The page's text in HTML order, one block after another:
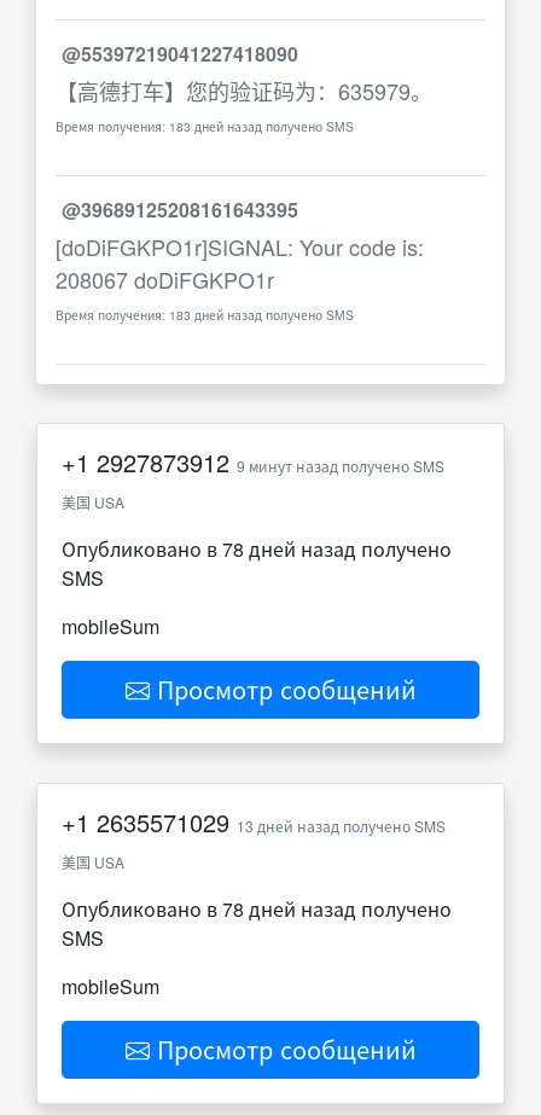
@55397219041227418090
【高德打车】您的验证码为：635979。
Время получения: 183 дней назад получено SMS
@39689125208161643395
[doDiFGKPO1r]SIGNAL: Your code is:
208067 doDiFGKPO1r
Время получения: 183 дней назад получено SMS
+1 2927873912 9 минут назад получено SMS
美国 USA
Опубликовано в 78 дней назад получено
SMS
mobileSum
Просмотр сообщений
+1 2635571029 13 дней назад получено SMS
美国 USA
Опубликовано в 78 дней назад получено
SMS
mobileSum
Просмотр сообщений